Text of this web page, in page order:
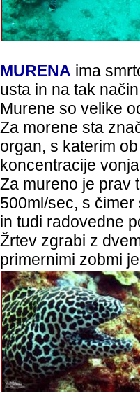
MURENA ima
usta in na tak
Murene so velike
Za morene sta
organ, s katerim
koncentracije
Za mureno je prav
500ml/sec, s
in tudi radovedne
Žrtev zgrabi z
primernimi zobmi